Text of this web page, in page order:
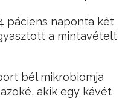
páciens naponta két
a mintavételt
bél mikrobiomja
akik egy kávét